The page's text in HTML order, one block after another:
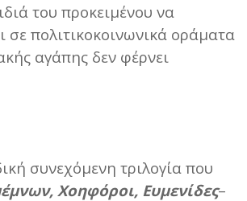
του προκειμένου να
πολιτικοκοινωνικά οράματα
αγάπης δεν φέρνει
συνεχόμενη τριλογία που
Χοηφόροι, Ευμενίδες–